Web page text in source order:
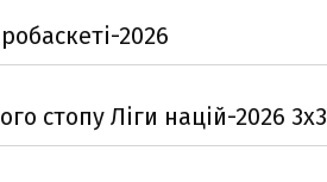
2026
стопу Ліги націй-2026 3x3